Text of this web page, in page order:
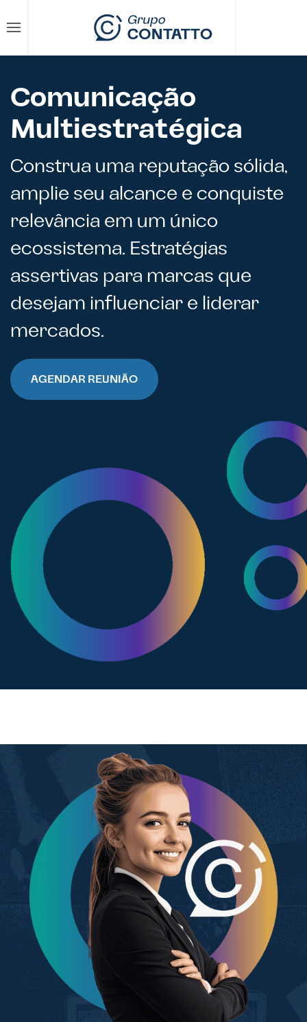
Skip to main content
Comunicação
Multiestratégica
Construa uma reputação sólida,
amplie seu alcance e conquiste
relevância em um único
ecossistema. Estratégias
assertivas para marcas que
desejam influenciar e liderar
mercados.
AGENDAR REUNIÃO